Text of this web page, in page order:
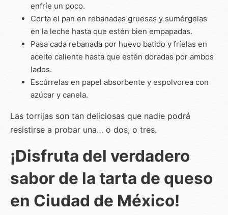
enfríe un poco.
Corta el pan en rebanadas gruesas y sumérgelas
en la leche hasta que estén bien empapadas.
Pasa cada rebanada por huevo batido y fríelas en
aceite caliente hasta que estén doradas por ambos
lados.
Escúrrelas en papel absorbente y espolvorea con
azúcar y canela.
Las torrijas son tan deliciosas que nadie podrá
resistirse a probar una… o dos, o tres.
¡Disfruta del verdadero
sabor de la tarta de queso
en Ciudad de México!